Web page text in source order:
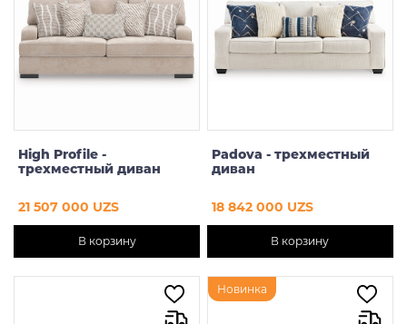
High Profile -
трехместный диван
21 507 000 UZS
В корзину
Padova - трехместный
диван
18 842 000 UZS
В корзину
Новинка